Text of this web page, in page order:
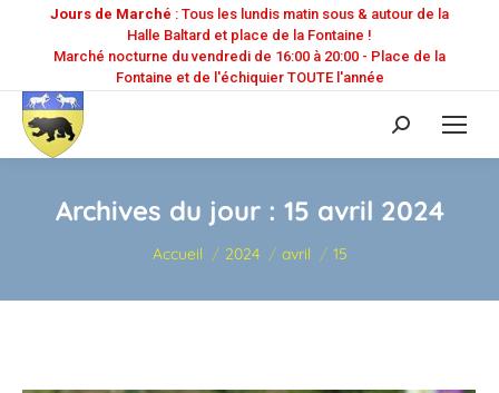
Jours de Marché : Tous les lundis matin sous & autour de la
Halle Baltard et place de la Fontaine !
Marché nocturne du vendredi de 16:00 à 20:00 - Place de la
Fontaine et de l'échiquier TOUTE l'année
Recherche
:
Archives du jour : 15 avril 2024
Vous êtes ici :
Accueil 2024 avril 15